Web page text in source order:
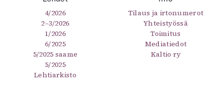
4/2026
2–3/2026
1/2026
6/2025
5/2025 saame
5/2025
Lehtiarkisto
Tilaus ja irtonumerot
Yhteistyössä
Toimitus
Mediatiedot
Kaltio ry